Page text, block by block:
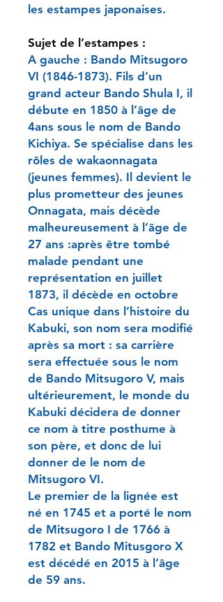
les estampes japonaises.
Sujet de l’estampes :
A gauche : Bando Mitsugoro
VI (1846-1873). Fils d’un
grand acteur Bando Shula I, il
débute en 1850 à l’âge de
4ans sous le nom de Bando
Kichiya. Se spécialise dans les
rôles de wakaonnagata
(jeunes femmes). Il devient le
plus prometteur des jeunes
Onnagata, mais décède
malheureusement à l’âge de
27 ans :après être tombé
malade pendant une
représentation en juillet
1873, il décède en octobre
Cas unique dans l’histoire du
Kabuki, son nom sera modifié
après sa mort : sa carrière
sera effectuée sous le nom
de Bando Mitsugoro V, mais
ultérieurement, le monde du
Kabuki décidera de donner
ce nom à titre posthume à
son père, et donc de lui
donner de le nom de
Mitsugoro VI.
Le premier de la lignée est
né en 1745 et a porté le nom
de Mitsugoro I de 1766 à
1782 et Bando Mitusgoro X
est décédé en 2015 à l’âge
de 59 ans.